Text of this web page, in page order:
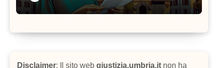
Disclaimer: Il sito web giustizia.umbria.it non ha